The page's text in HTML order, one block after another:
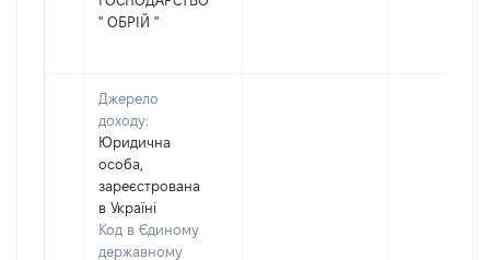
" ОБРІЙ "
Джерело
доходу:
Юридична
особа,
зареєстрована
в Україні
Код в Єдиному
державному